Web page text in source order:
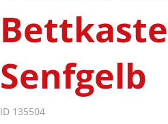
Senfgelb
ID 135504